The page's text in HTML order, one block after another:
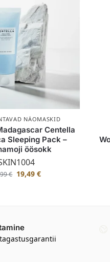
NÄOMASKID
Centella
Sleeping Pack –
öösokk
€ 19,49€